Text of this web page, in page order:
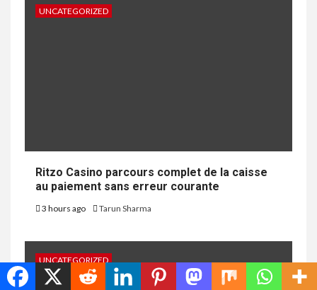
UNCATEGORIZED
Ritzo Casino parcours complet de la caisse
au paiement sans erreur courante
3 hours ago Tarun Sharma
UNCATEGORIZED